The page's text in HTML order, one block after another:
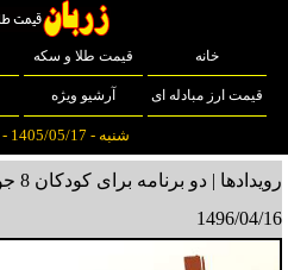
خانه قیمت طلا و سکه
قیمت ارز مبادله ای آرشیو ویژه
شنبه - 1405/05/17 - Aug 07 2026
رویدادها | دو برنامه برای کودکان 8 جولای در تورنتو
1496/04/16